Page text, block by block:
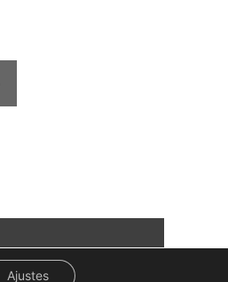
Ajustes